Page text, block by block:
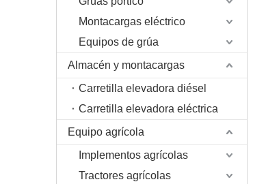
Montacargas eléctrico
Equipos de grúa
Almacén y montacargas
Carretilla elevadora diésel
Carretilla elevadora eléctrica
Equipo agrícola
Implementos agrícolas
Tractores agrícolas